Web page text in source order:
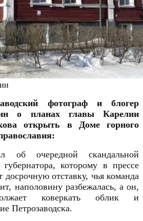
фотограф и блогер
о планах главы Карелии
открыть в Доме горного
об очередной скандальной
которому в прессе
досрочную отставку, чья команда
наполовину разбежалась, а он,
коверкать облик и
Петрозаводска.